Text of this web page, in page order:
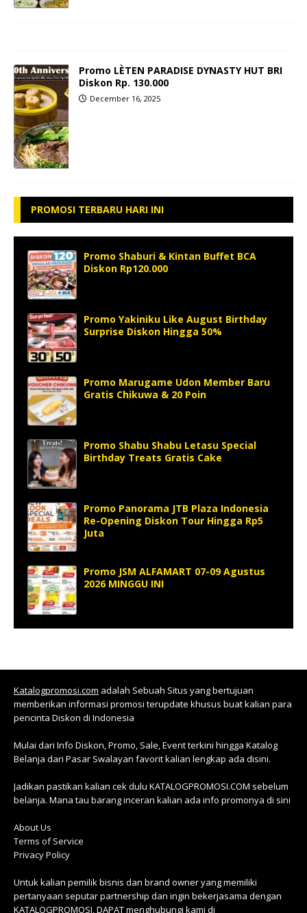
Promo LÈTEN PARADISE DYNASTY HUT BRI
Diskon Rp. 130.000
December 16, 2025
PROMOSI TERBARU HARI INI
Promo Shaburi & Kintan Buffet BCA
Diskon Rp120.000
Promo Yakiniku Like August Birthday
Surprise Diskon Hingga 50%
Promo Marugame Udon Member Baru
Gratis Chikuwa & 20 Poin
Promo Shabu Shabu Letasu Special
Birthday Treats Gratis Cake
Promo Panorama JTB Plaza Indonesia
Re-Opening Diskon Tour Hingga Rp5
Juta
Promo JSM ALFAMART 07-09 Agustus
2026 MINGGU INI
Katalogpromosi.com adalah Sebuah Situs yang bertujuan
memberikan informasi promosi terupdate khusus buat kalian para
pencinta Diskon di Indonesia
Mulai dari Info Diskon, Promo, Sale, Event terkini hingga Katalog
Belanja dari Pasar Swalayan favorit kalian lengkap ada disini.
Jadikan pastikan kalian cek dulu KATALOGPROMOSI.COM sebelum
belanja. Mana tau barang inceran kalian ada info promonya di sini
About Us
Terms of Service
Privacy Policy
Untuk kalian pemilik bisnis dan brand owner yang memiliki
pertanyaan seputar partnership dan ingin bekerjasama dengan
KATALOGPROMOSI, DAPAT menghubungi kami di